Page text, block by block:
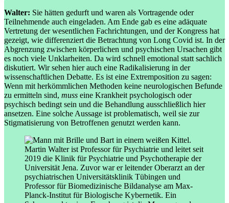
Walter: Sie hätten gedurft und waren als Vortragende oder
Teilnehmende auch eingeladen. Am Ende gab es eine adäquate
Vertretung der wesentlichen Fachrichtungen, und der Kongress hat
gezeigt, wie differenziert die Betrachtung von Long Covid ist. In der
Abgrenzung zwischen körperlichen und psychischen Ursachen gibt
es noch viele Unklarheiten. Da wird schnell emotional statt sachlich
diskutiert. Wir sehen hier auch eine Radikalisierung in der
wissenschaftlichen Debatte. Es ist eine Extremposition zu sagen:
Wenn mit herkömmlichen Methoden keine neurologischen Befunde
zu ermitteln sind, muss eine Krankheit psychologisch oder
psychisch bedingt sein und die Behandlung ausschließlich hier
ansetzen. Eine solche Aussage ist problematisch, weil sie zur
Stigmatisierung von Betroffenen genutzt werden kann.
Martin Walter ist Professor für Psychiatrie und leitet seit
2019 die Klinik für Psychiatrie und Psychotherapie der
Universität Jena. Zuvor war er leitender Oberarzt an der
psychiatrischen Universitätsklinik Tübingen und
Professor für Biomedizinische Bildanalyse am Max-
Planck-Institut für Biologische Kybernetik. Ein